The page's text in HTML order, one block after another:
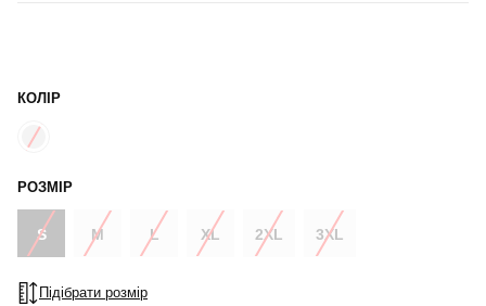
КОЛІР
РОЗМІР
S M L XL 2XL 3XL
Підібрати розмір